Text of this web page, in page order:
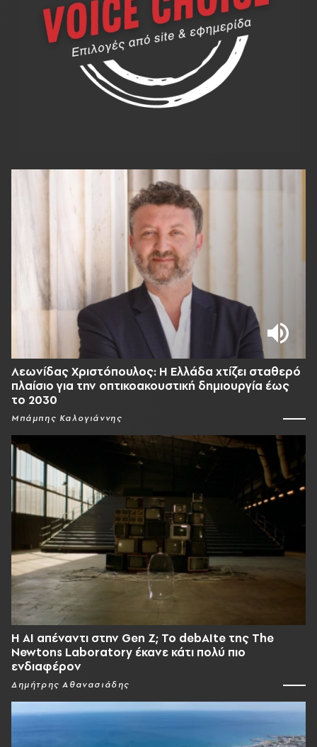
Λεωνίδας Χριστόπουλος: Η Ελλάδα χτίζει σταθερό
πλαίσιο για την οπτικοακουστική δημιουργία έως
το 2030
Μπάμπης Καλογιάννης
Η AI απέναντι στην Gen Z; Το debAIte της The
Newtons Laboratory έκανε κάτι πολύ πιο
ενδιαφέρον
Δημήτρης Αθανασιάδης